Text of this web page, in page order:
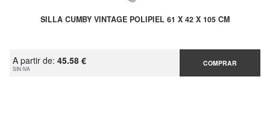
SILLA CUMBY VINTAGE POLIPIEL 61 X 42 X 105 CM
A partir de: 45.58 €
SIN IVA
COMPRAR